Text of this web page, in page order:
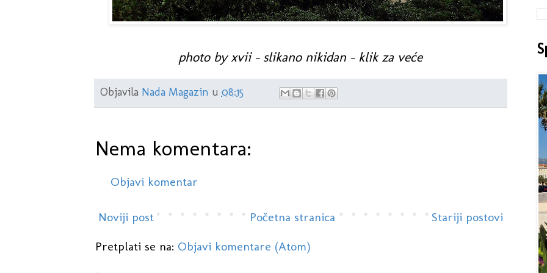
photo by xvii - slikano nikidan - klik za veće
Objavila Nada Magazin u 08:15
Nema komentara:
Objavi komentar
Noviji post Stariji postovi
Početna stranica
Pretplati se na: Objavi komentare (Atom)